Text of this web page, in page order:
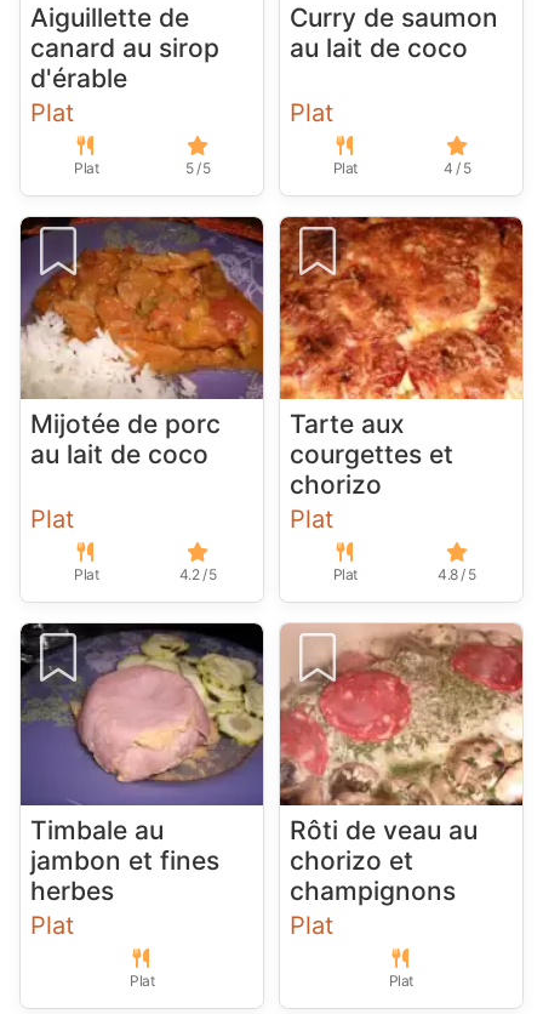
Aiguillette de
canard au sirop
d'érable
Plat
Plat 5 / 5
Curry de saumon
au lait de coco
Plat
Plat 4 / 5
Mijotée de porc
au lait de coco
Plat
Plat 4.2 / 5
Tarte aux
courgettes et
chorizo
Plat
Plat 4.8 / 5
Timbale au
jambon et fines
herbes
Plat
Plat
Rôti de veau au
chorizo et
champignons
Plat
Plat